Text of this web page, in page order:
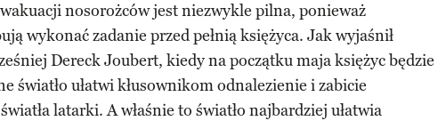
nosorożców jest niezwykle pilna, ponieważ
wykonać zadanie przed pełnią księżyca. Jak wyjaśnił
Dereck Joubert, kiedy na początku maja księżyc będzie
światło ułatwi kłusownikom odnalezienie i zabicie
latarki. A właśnie to światło najbardziej ułatwia